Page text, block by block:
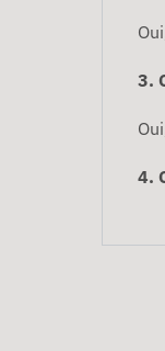
3.
4.